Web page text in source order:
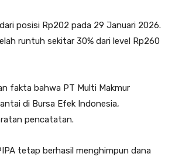
posisi Rp202 pada 29 Januari 2026.
runtuh sekitar 30% dari level Rp260
fakta bahwa PT Multi Makmur
di Bursa Efek Indonesia,
pencatatan.
tetap berhasil menghimpun dana